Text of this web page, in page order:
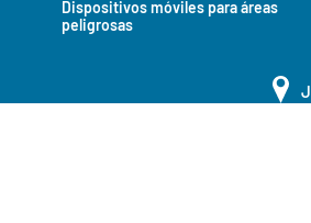
Dispositivos móviles para áreas
peligrosas